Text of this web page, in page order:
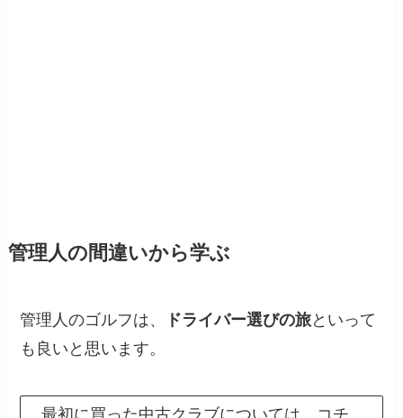
管理人の間違いから学ぶ
管理人のゴルフは、 ドライバー選びの旅といって
も良いと思います。